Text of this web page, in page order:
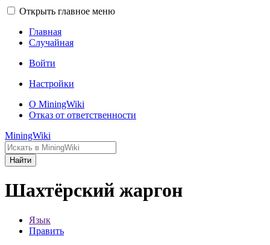
Открыть главное меню
Главная
Случайная
Войти
Настройки
О MiningWiki
Отказ от ответственности
MiningWiki
Найти
Шахтёрский жаргон
Язык
Править